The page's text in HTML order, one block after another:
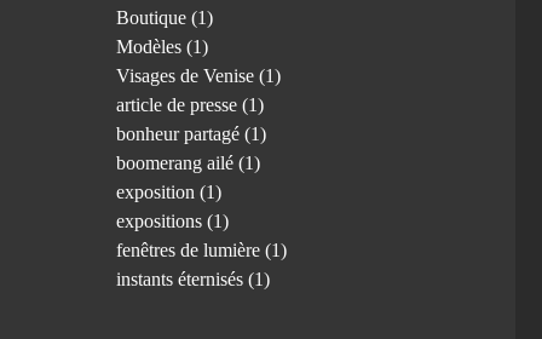
Boutique (1)
Modèles (1)
Visages de Venise (1)
article de presse (1)
bonheur partagé (1)
boomerang ailé (1)
exposition (1)
expositions (1)
fenêtres de lumière (1)
instants éternisés (1)